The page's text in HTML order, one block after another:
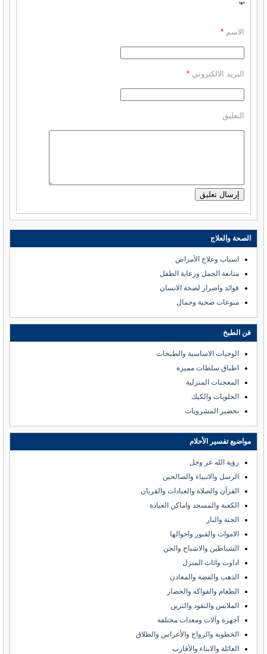
'*'
الاسم *
البريد الالكتروني *
التعليق
الصحة والعلاج
اسباب وعلاج الأمراض
متابعة الحمل ورعاية الطفل
فوائد واضرار لصحة الانسان
منوعات صحية وجمال
فن الطبخ
الوجبات الاساسية والطبخات
اطباق سلطات مميزة
المعجنات المنزلية
الحلويات والكيك
تحضير المشروبات
مواضيع تفسير الأحلام
رؤية الله عز وجل
الرسل والانبياء والصالحين
القرآن والصلاة والعبادات والقربان
الكعبة والمسجد واماكن العبادة
الجنة والنار
الاموات والقبور واحوالها
الشياطين والاشباح والجن
اداوت واثاث المنزل
الذهب والفضة والمعادن
الطعام والفواكه والخضار
الملابس والنقود والتزين
أجهزة وآلات ومعدات مختلفة
الخطوبة والزواج والأعراس والطلاق
العائلة والابناء والأقارب